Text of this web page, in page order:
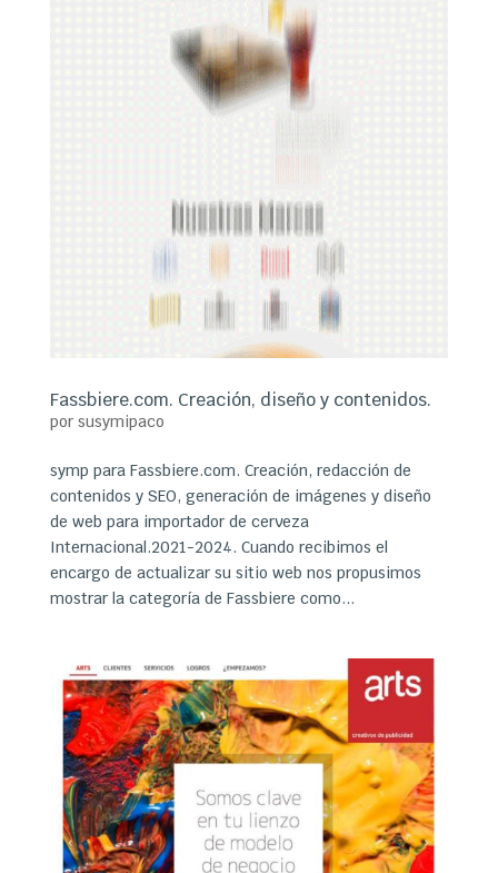
Fassbiere.com. Creación, diseño y contenidos.
por susymipaco
symp para Fassbiere.com. Creación, redacción de
contenidos y SEO, generación de imágenes y diseño
de web para importador de cerveza
Internacional.2021-2024. Cuando recibimos el
encargo de actualizar su sitio web nos propusimos
mostrar la categoría de Fassbiere como...